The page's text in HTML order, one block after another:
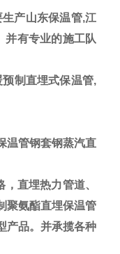
产山东保温管,江
并有专业的施工队
制直埋式保温管,
温管钢套钢蒸汽直
直埋热力管道、
聚氨酯直埋保温管
产品。并承揽各种